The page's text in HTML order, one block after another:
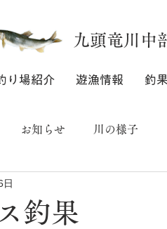
九頭竜川中
り場紹介 遊漁情報 釣果
お知らせ 川の様子
釣果
日